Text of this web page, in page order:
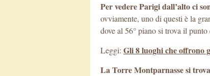
Per vedere Parigi dall’alto ci
ovviamente, uno di questi è la
dove al 56° piano si trova il
Leggi: Gli 8 luoghi che offrono
La Torre Montparnasse si